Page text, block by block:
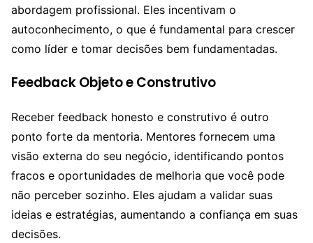
abordagem profissional. Eles incentivam o
autoconhecimento, o que é fundamental para crescer
como líder e tomar decisões bem fundamentadas.
Feedback Objeto e Construtivo
Receber feedback honesto e construtivo é outro
ponto forte da mentoria. Mentores fornecem uma
visão externa do seu negócio, identificando pontos
fracos e oportunidades de melhoria que você pode
não perceber sozinho. Eles ajudam a validar suas
ideias e estratégias, aumentando a confiança em suas
decisões.